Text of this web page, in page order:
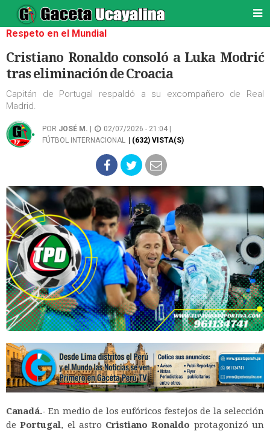
Respeto en el Mundial
Cristiano Ronaldo consoló a Luka Modrić
tras eliminación de Croacia
Capitán de Portugal respaldó a su excompañero de Real
Madrid.
POR JOSÉ M.
02/07/2026 - 21:04 |
FÚTBOL INTERNACIONAL
| (632) VISTA(S)
Canadá.- En medio de los eufóricos festejos de la selección
dePortugal, el astro Cristiano Ronaldo protagonizó un